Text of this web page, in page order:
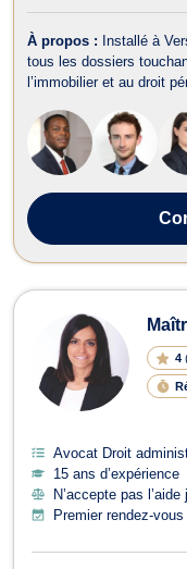
À propos : Installé à
tous les dossiers
l’immobilier et au droit
l'administration (refus
4
Avocat Droit
15 ans d’expérience
N’accepte pas
Premier rendez-